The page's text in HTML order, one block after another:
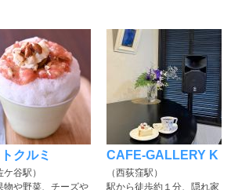
クルミ
ケ谷駅）
物や野菜、チーズや
CAFE-GALLERY K
（西荻窪駅）
駅から徒歩約１分、隠れ家